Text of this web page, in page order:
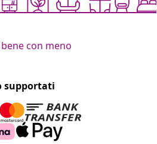
con meno
supportati